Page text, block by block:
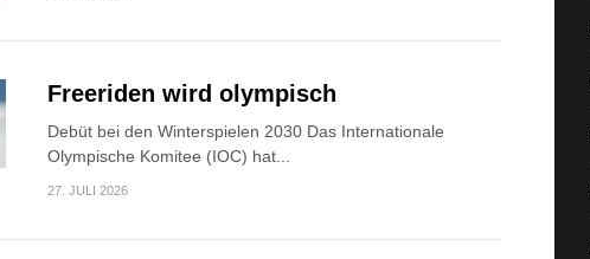
Freeriden wird olympisch
Debüt bei den Winterspielen 2030 Das Internationale
Olympische Komitee (IOC) hat...
27. JULI 2026